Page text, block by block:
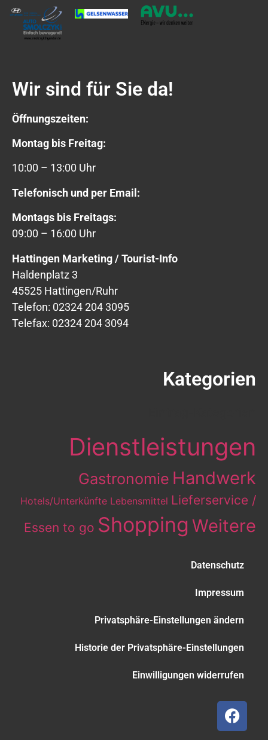
Wir sind für Sie da!
Öffnungszeiten:
Montag bis Freitag:
10:00 – 13:00 Uhr
Telefonisch und per Email:
Montags bis Freitags:
09:00 – 16:00 Uhr
Hattingen Marketing / Tourist-Info
Haldenplatz 3
45525 Hattingen/Ruhr
Telefon: 02324 204 3095
Telefax: 02324 204 3094
Kategorien
Dienstleistungen
Gastronomie Handwerk
Hotels/Unterkünfte Lebensmittel Lieferservice /
Essen to go Shopping Weitere
Datenschutz
Impressum
Privatsphäre-Einstellungen ändern
Historie der Privatsphäre-Einstellungen
Einwilligungen widerrufen